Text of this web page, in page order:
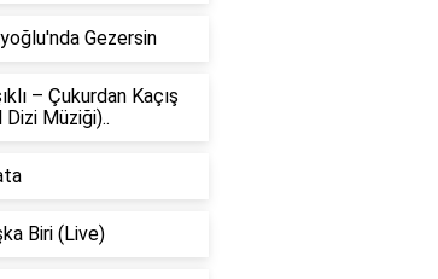
Gezersin
– Çukurdan Kaçış
Dizi Müziği)..
Biri (Live)